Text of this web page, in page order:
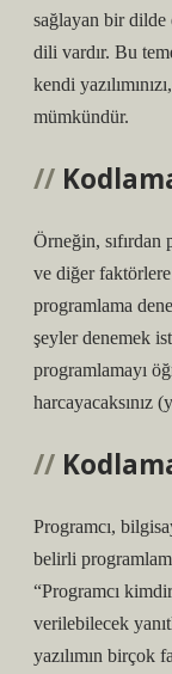
sağlayan bir dilde
dili vardır. Bu
kendi
mümkündür.
Örneğin, sıfırdan
ve diğer
programlama
şeyler denemek
programlamayı
harcayacaksınız
Programcı,
belirli
“Programcı
verilebilecek
yazılımın birçok